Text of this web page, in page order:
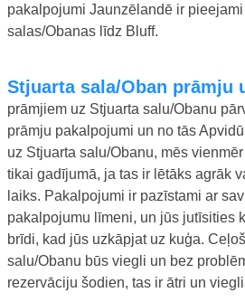
pakalpojumi Jaunzēlandē ir
salas/Obanas līdz Bluff.
Stjuarta sala/Oban prāmju
prāmjiem uz Stjuarta salu/Obanu
prāmju pakalpojumi un no tās
uz Stjuarta salu/Obanu, mēs
tikai gadījumā, ja tas ir lētāks agrāk
laiks. Pakalpojumi ir pazīstami ar
pakalpojumu līmeni, un jūs jutīsities
brīdi, kad jūs uzkāpjat uz kuģa.
salu/Obanu būs viegli un bez
rezervāciju šodien, tas ir ātri un